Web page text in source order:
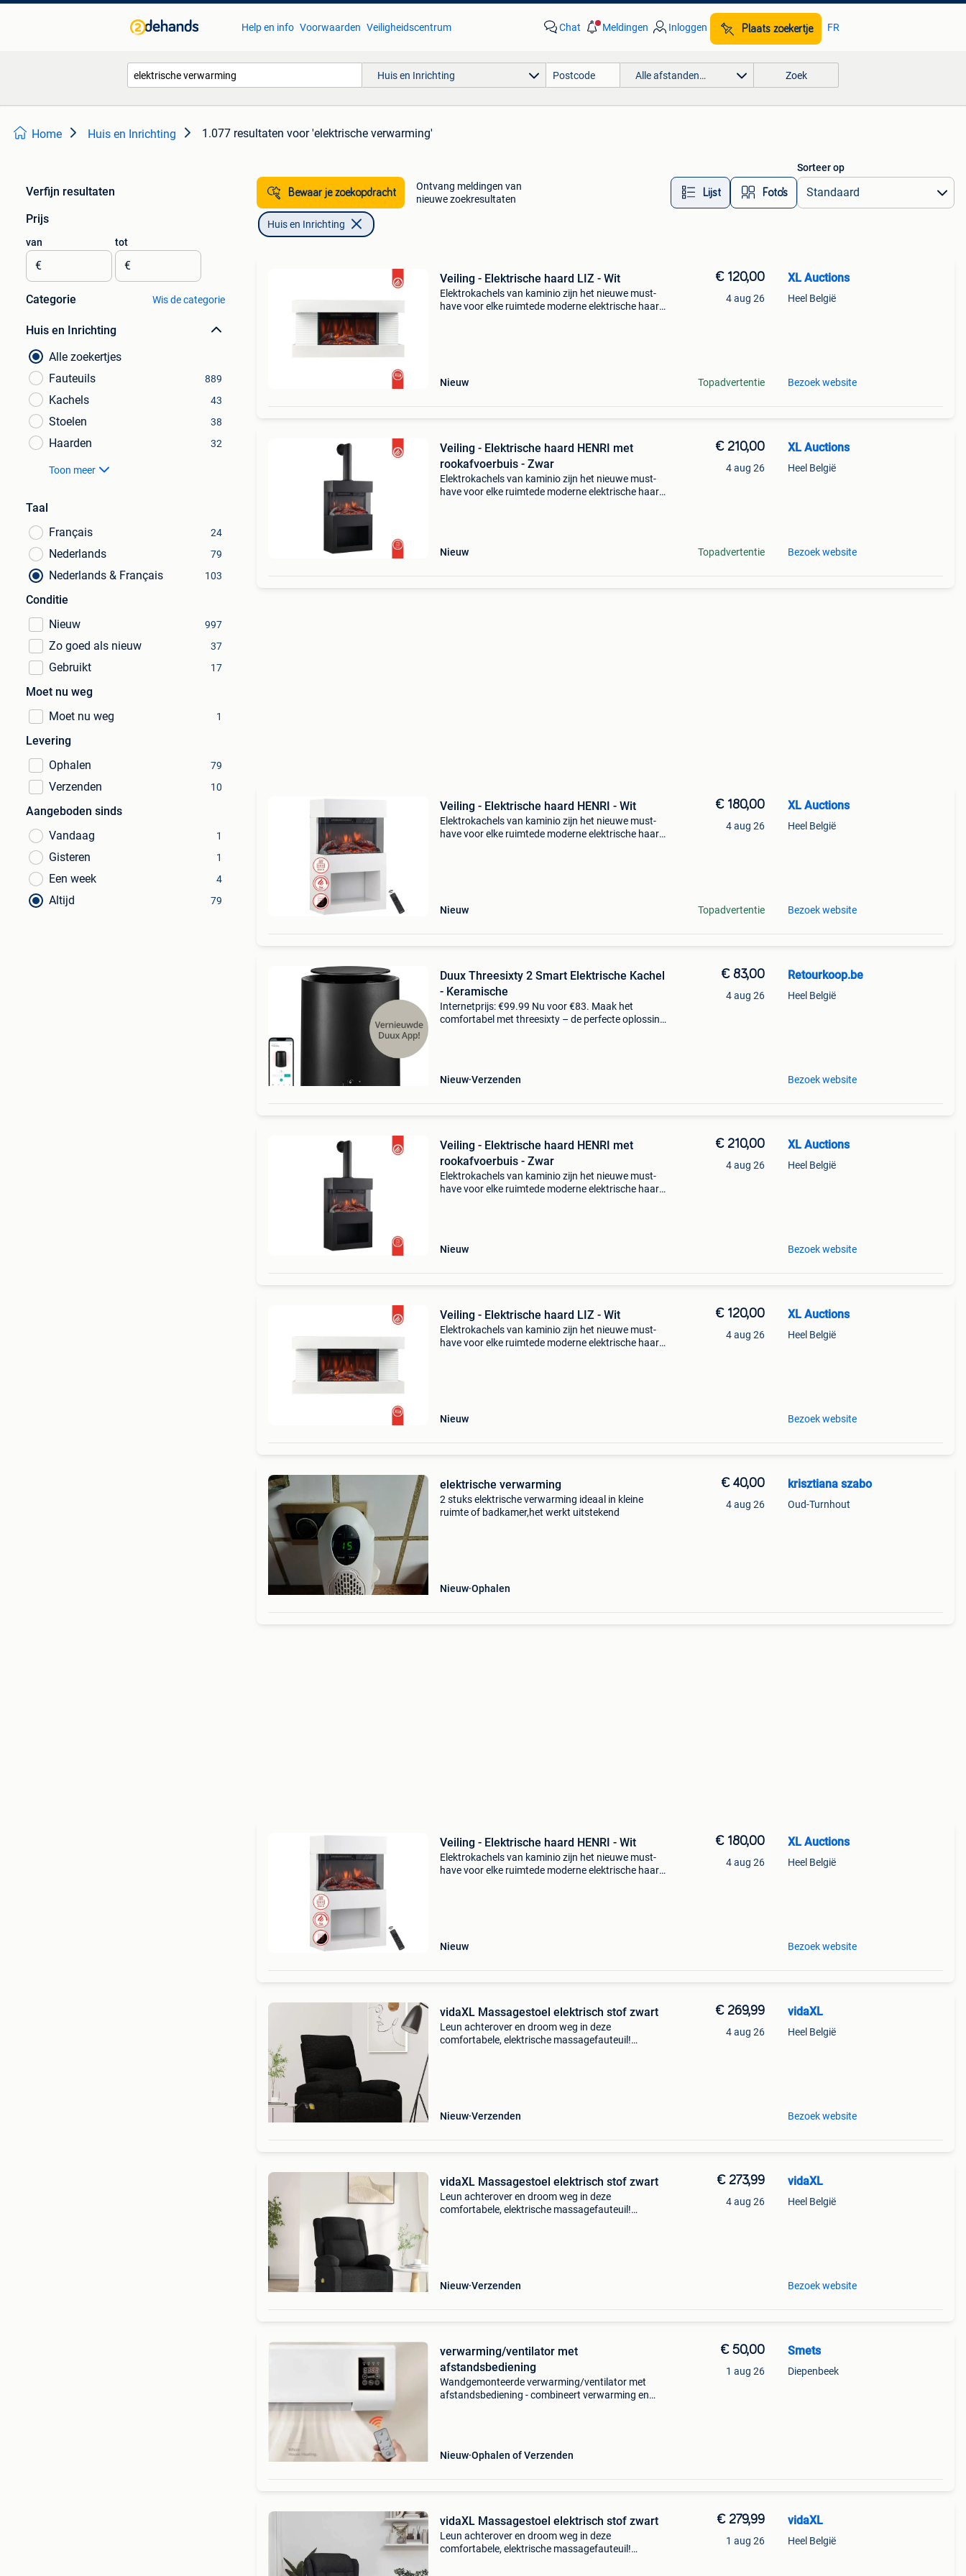
Help en info Voorwaarden Veiligheidscentrum Chat Meldingen Inloggen Plaats zoekertje FR
Huis en Inrichting Alle afstanden… Zoek
Home Huis en Inrichting 1.077 resultaten voor 'elektrische verwarming'
Verfijn resultaten
Prijs
van
€
tot
€
Categorie Wis de categorie
Huis en Inrichting
Alle zoekertjes
Fauteuils
889
Kachels 43
Stoelen 38
Haarden 32
Toon meer
Taal
Français
24
Nederlands 79
Nederlands & Français 103
Conditie
Nieuw
997
Zo goed als nieuw 37
Gebruikt 17
Moet nu weg
Moet nu weg
1
Levering
Ophalen
79
Verzenden 10
Aangeboden sinds
Vandaag
1
Gisteren 1
Een week 4
Altijd 79
Bewaar je zoekopdracht
Ontvang meldingen van
nieuwe zoekresultaten
Lijst Foto’s
Sorteer op
Huis en Inrichting
Veiling - Elektrische haard LIZ - Wit
Elektrokachels van kaminio zijn het nieuwe must-
have voor elke ruimtede moderne elektrische haard
Nieuw
€ 120,00
4 aug 26
Topadvertentie
XL Auctions
Heel België
Bezoek website
Veiling - Elektrische haard HENRI met
rookafvoerbuis - Zwar
Elektrokachels van kaminio zijn het nieuwe must-
have voor elke ruimtede moderne elektrische haard
Nieuw
€ 210,00
4 aug 26
Topadvertentie
XL Auctions
Heel België
Bezoek website
Veiling - Elektrische haard HENRI - Wit
Elektrokachels van kaminio zijn het nieuwe must-
have voor elke ruimtede moderne elektrische haard
Nieuw
€ 180,00
4 aug 26
Topadvertentie
XL Auctions
Heel België
Bezoek website
Duux Threesixty 2 Smart Elektrische Kachel
- Keramische
Internetprijs: €99.99 Nu voor €83. Maak het
comfortabel met threesixty – de perfecte oplossing
Nieuw Verzenden
€ 83,00
4 aug 26
Retourkoop.be
Heel België
Bezoek website
Veiling - Elektrische haard HENRI met
rookafvoerbuis - Zwar
Elektrokachels van kaminio zijn het nieuwe must-
have voor elke ruimtede moderne elektrische haard
Nieuw
€ 210,00
4 aug 26
XL Auctions
Heel België
Bezoek website
Veiling - Elektrische haard LIZ - Wit
Elektrokachels van kaminio zijn het nieuwe must-
have voor elke ruimtede moderne elektrische haard
Nieuw
€ 120,00
4 aug 26
XL Auctions
Heel België
Bezoek website
elektrische verwarming
2 stuks elektrische verwarming ideaal in kleine
ruimte of badkamer,het werkt uitstekend
Nieuw Ophalen
€ 40,00
4 aug 26
krisztiana szabo
Oud-Turnhout
Veiling - Elektrische haard HENRI - Wit
Elektrokachels van kaminio zijn het nieuwe must-
have voor elke ruimtede moderne elektrische haard
Nieuw
€ 180,00
4 aug 26
XL Auctions
Heel België
Bezoek website
vidaXL Massagestoel elektrisch stof zwart
Leun achterover en droom weg in deze
comfortabele, elektrische massagefauteuil!
Nieuw Verzenden
€ 269,99
4 aug 26
vidaXL
Heel België
Bezoek website
vidaXL Massagestoel elektrisch stof zwart
Leun achterover en droom weg in deze
comfortabele, elektrische massagefauteuil!
Nieuw Verzenden
€ 273,99
4 aug 26
vidaXL
Heel België
Bezoek website
verwarming/ventilator met
afstandsbediening
Wandgemonteerde verwarming/ventilator met
afstandsbediening - combineert verwarming en
Nieuw Ophalen of Verzenden
€ 50,00
1 aug 26
Smets
Diepenbeek
vidaXL Massagestoel elektrisch stof zwart
Leun achterover en droom weg in deze
comfortabele, elektrische massagefauteuil!
€ 279,99
1 aug 26
vidaXL
Heel België